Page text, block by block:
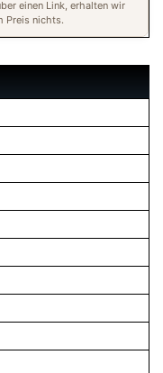
einen Link, erhalten wir
Preis nichts.